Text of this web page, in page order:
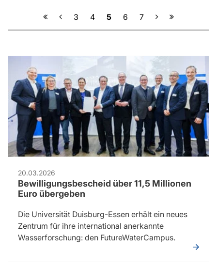
Vorherige
3 4 5 6 7 Nächste
20.03.2026
Bewilligungsbescheid über 11,5 Millionen
Euro übergeben
Die Universität Duisburg-Essen erhält ein neues
Zentrum für ihre international anerkannte
Wasserforschung: den FutureWaterCampus.